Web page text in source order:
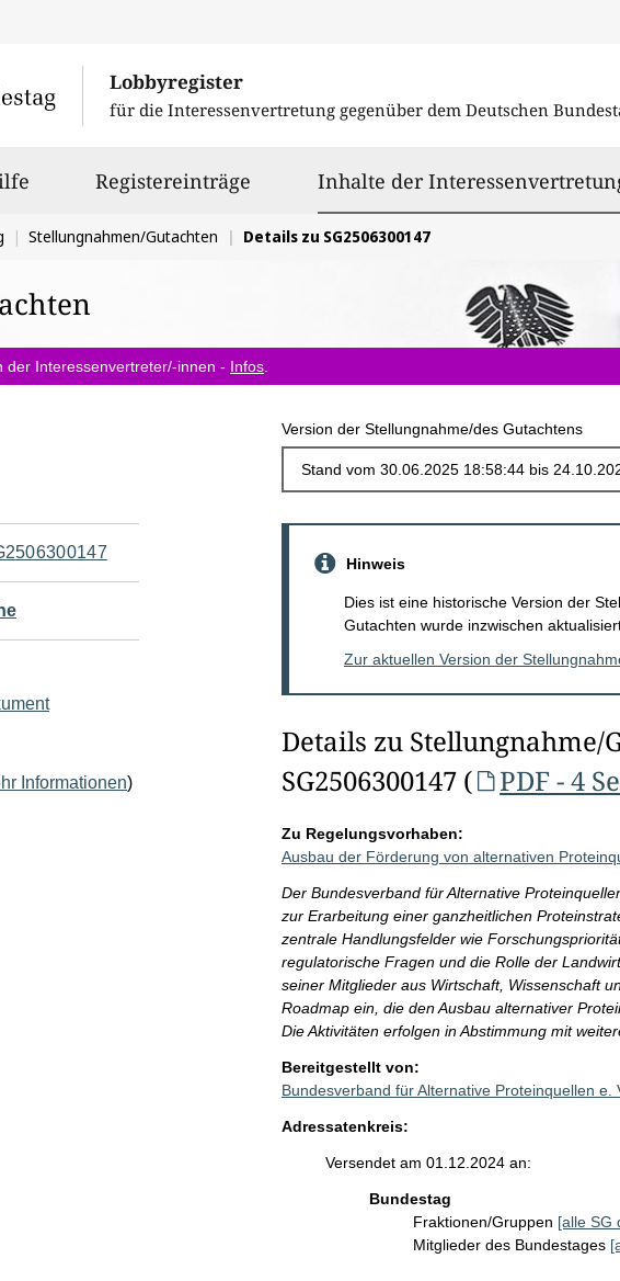
Lobbyregister
für die Interessenvertretung gegenüber dem Deutschen
Registereinträge Inhalte der
Stellungnahmen/Gutachten Details zu SG2506300147
der Interessenvertreter/-innen - Infos
Version der Stellungnahme/des Gutachtens
Informationen)
Hinweis
Dies ist eine historische Version der
Gutachten wurde inzwischen
Zur aktuellen Version der
Details zu Stellungnahme/
SG2506300147 (
PDF - 4
Zu Regelungsvorhaben:
Ausbau der Förderung von alternativen
Der Bundesverband für Alternative
zur Erarbeitung einer ganzheitlichen
zentrale Handlungsfelder wie
regulatorische Fragen und die Rolle der
seiner Mitglieder aus Wirtschaft, Wissenschaft
Roadmap ein, die den Ausbau alternativer
Die Aktivitäten erfolgen in Abstimmung mit
Bereitgestellt von:
Bundesverband für Alternative Proteinquellen e.
Adressatenkreis:
Versendet am 01.12.2024 an:
Bundestag
Fraktionen/Gruppen [alle SG
Mitglieder des Bundestages